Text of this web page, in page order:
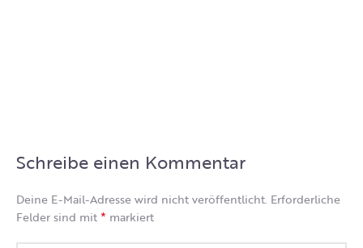
Schreibe einen Kommentar
Deine E-Mail-Adresse wird nicht veröffentlicht. Erforderliche
Felder sind mit* markiert